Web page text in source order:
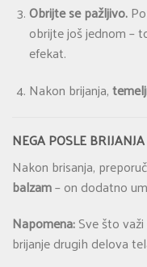
Obrijte se pažljivo.Po
obrijte još jednom –
efekat.
Nakon brijanja,
NEGA POSLE BRIJANJA
Nakon brisanja,
balzam– on dodatno
Napomena:Sve što
brijanje drugih delova